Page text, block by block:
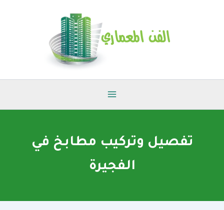
تفصيل وتركيب مطابخ في
الفجيرة